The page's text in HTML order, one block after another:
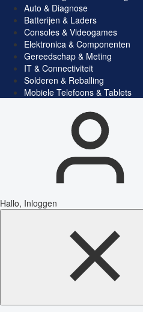
Auto & Diagnose
Batterijen & Laders
Consoles & Videogames
Elektronica & Componenten
Gereedschap & Meting
IT & Connectiviteit
Solderen & Reballing
Mobiele Telefoons & Tablets
Hallo, Inloggen